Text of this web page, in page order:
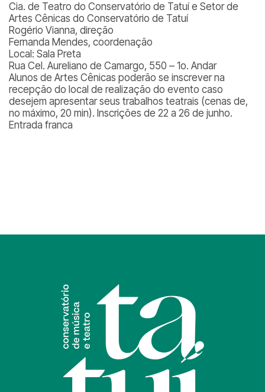
Cia. de Teatro do Conservatório de Tatuí e Setor de
Artes Cênicas do Conservatório de Tatuí
Rogério Vianna, direção
Fernanda Mendes, coordenação
Local: Sala Preta
Rua Cel. Aureliano de Camargo, 550 – 1o. Andar
Alunos de Artes Cênicas poderão se inscrever na
recepção do local de realização do evento caso
desejem apresentar seus trabalhos teatrais (cenas de,
no máximo, 20 min). Inscrições de 22 a 26 de junho.
Entrada franca